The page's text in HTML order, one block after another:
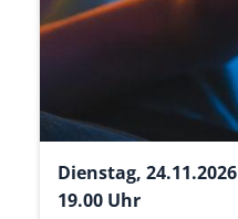
Dienstag, 24.11.2026
19.00 Uhr